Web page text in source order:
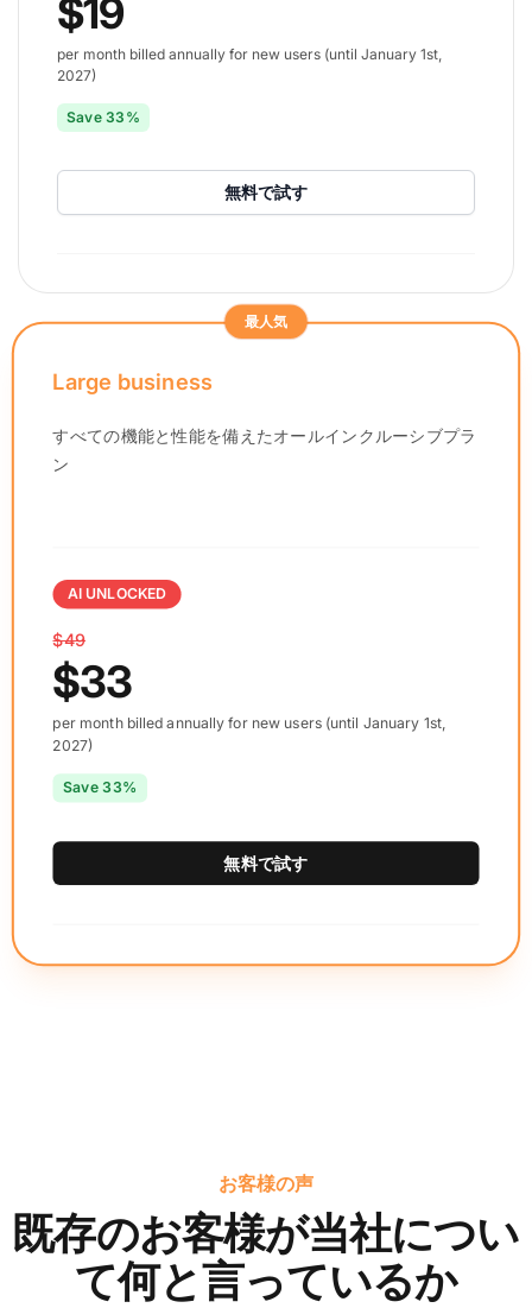
$19
per month billed annually for new users (until January 1st,
2027)
Save 33%
無料で試す
最人気
Large business
すべての機能と性能を備えたオールインクルーシブプラ
ン
AI UNLOCKED
$49
$33
per month billed annually for new users (until January 1st,
2027)
Save 33%
無料で試す
お客様の声
既存のお客様が当社につい
て何と言っているか